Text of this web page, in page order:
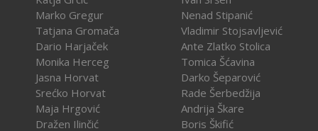
Marko Gregur
Tatjana Gromača
Dario Harjaček
Monika Herceg
Jasna Horvat
Srećko Horvat
Maja Hrgović
Dražen Ilinčić
Nenad Stipanić
Vladimir Stojsavljević
Ante Zlatko Stolica
Tomica Šćavina
Darko Šeparović
Rade Šerbedžija
Andrija Škare
Boris Škifić